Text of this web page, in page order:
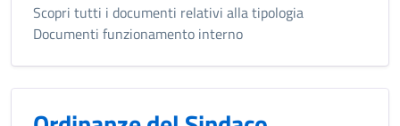
Scopri tutti i documenti relativi alla tipologia
Documenti funzionamento interno